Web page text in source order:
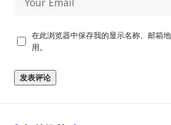
在此浏览器中保存我的显示名称、邮箱
用。